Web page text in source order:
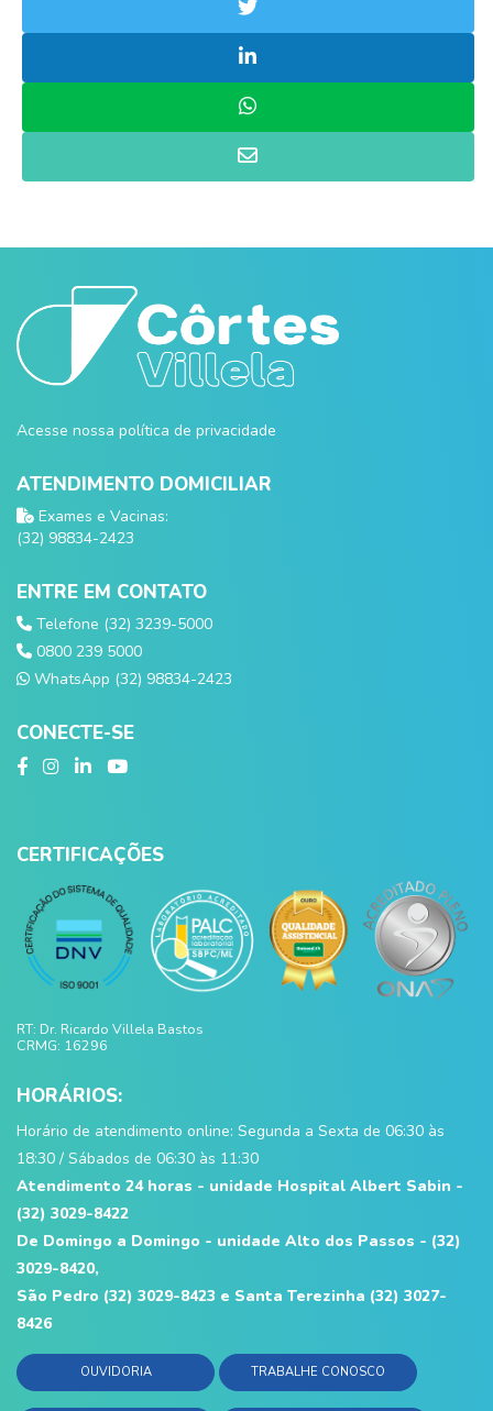
Acesse nossa política de privacidade
ATENDIMENTO DOMICILIAR
Exames e Vacinas:
(32) 98834-2423
ENTRE EM CONTATO
Telefone (32) 3239-5000
0800 239 5000
WhatsApp (32) 98834-2423
CONECTE-SE
CERTIFICAÇÕES
RT: Dr. Ricardo Villela Bastos
CRMG: 16296
HORÁRIOS:
Horário de atendimento online: Segunda a Sexta de 06:30 às
18:30 / Sábados de 06:30 às 11:30
Atendimento 24 horas - unidade Hospital Albert Sabin -
(32) 3029-8422
De Domingo a Domingo - unidade Alto dos Passos - (32)
3029-8420,
São Pedro (32) 3029-8423 e Santa Terezinha (32) 3027-
8426
OUVIDORIA TRABALHE CONOSCO